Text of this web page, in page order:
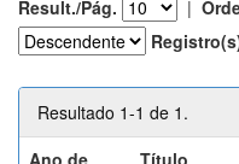
Result./Pág. |
Resultado 1-1 de 1.
Ano de
Título